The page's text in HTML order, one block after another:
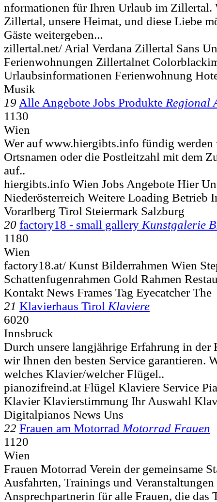
nformationen für Ihren Urlaub im Zillertal.
Zillertal, unsere Heimat, und diese Liebe
Gäste weitergeben...
zillertal.net/ Arial Verdana Zillertal Sans
Ferienwohnungen Zillertalnet
Urlaubsinformationen Ferienwohnung
Musik
19 Alle Angebote Jobs Produkte Regional
1130
Wien
Wer auf www.hiergibts.info fündig
Ortsnamen oder die Postleitzahl mit dem
auf..
hiergibts.info Wien Jobs Angebote Hier
Niederösterreich Weitere Loading Betrieb
Vorarlberg Tirol Steiermark Salzburg
20 factory18 - small gallery Kunstgalerie
1180
Wien
factory18.at/ Kunst Bilderrahmen Wien
Schattenfugenrahmen Gold Rahmen
Kontakt News Frames Tag Eyecatcher The
21 Klavierhaus Tirol Klaviere
6020
Innsbruck
Durch unsere langjährige Erfahrung in der
wir Ihnen den besten Service garantieren.
welches Klavier/welcher Flügel..
pianozifreind.at Flügel Klaviere Service
Klavier Klavierstimmung Ihr Auswahl
Digitalpianos News Uns
22 Frauen am Motorrad Motorrad Frauen
1120
Wien
Frauen Motorrad Verein der gemeinsame
Ausfahrten, Trainings und
Ansprechpartnerin für alle Frauen, die das